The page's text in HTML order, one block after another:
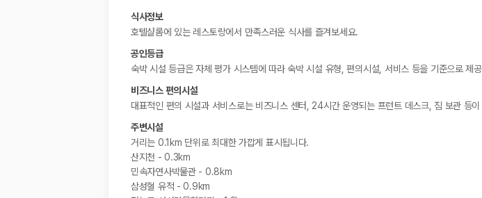
식사정보
호텔샬롬에 있는 레스토랑에서 만족스러운 식사를 즐겨보세요.
공인등급
숙박 시설 등급은 자체 평가 시스템에 따라 숙박 시설 유형, 편의시설, 서비스 등을 기준으로 제
비즈니스 편의시설
대표적인 편의 시설과 서비스로는 비즈니스 센터, 24시간 운영되는 프런트 데스크, 짐 보관 등
주변시설
거리는 0.1km 단위로 최대한 가깝게 표시됩니다.
산지천 - 0.3km
민속자연사박물관 - 0.8km
삼성혈 유적 - 0.9km